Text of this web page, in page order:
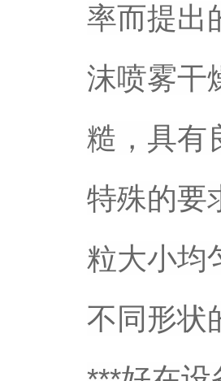
率而提出
沫喷雾干
糙，具有
特殊的要
粒大小均
不同形状